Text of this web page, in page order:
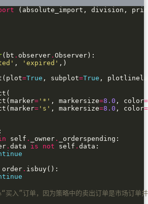
(bt . observer .
, 'expired'
=True , subplot=True ,
= '*' , markersize=8.0 , color=
= 's' , markersize=8.0 , color=
self . _owner .
. data is not self .
order .
买入”订单，因为策略中的卖出订单是市场订单